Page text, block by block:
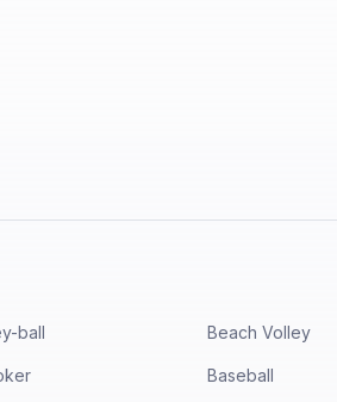
ball Beach Volley
Baseball